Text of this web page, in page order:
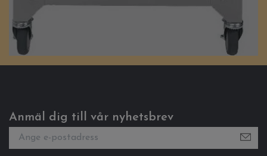
Anmäl dig till vår nyhetsbrev